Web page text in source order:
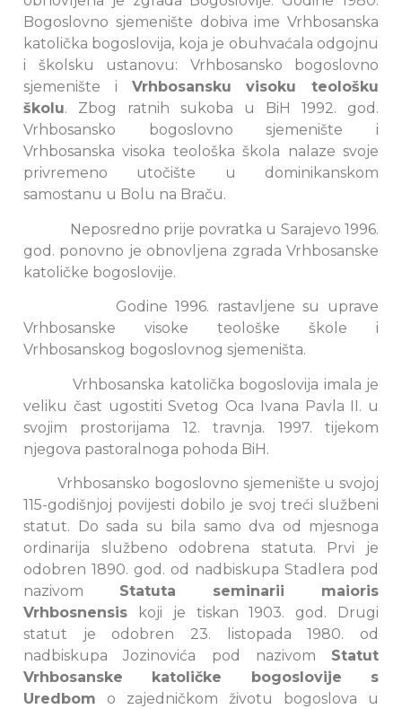
Bogoslovno sjemenište dobiva ime Vrhbosanska
katolička bogoslovija, koja je obuhvaćala odgojnu
i školsku ustanovu: Vrhbosansko bogoslovno
sjemenište i Vrhbosansku visoku teološku
školu. Zbog ratnih sukoba u BiH 1992. god.
Vrhbosansko bogoslovno sjemenište i
Vrhbosanska visoka teološka škola nalaze svoje
privremeno utočište u dominikanskom
samostanu u Bolu na Braču.
Neposredno prije povratka u Sarajevo 1996.
god. ponovno je obnovljena zgrada Vrhbosanske
katoličke bogoslovije.
Godine 1996. rastavljene su uprave
Vrhbosanske visoke teološke škole i
Vrhbosanskog bogoslovnog sjemeništa.
Vrhbosanska katolička bogoslovija imala je
veliku čast ugostiti Svetog Oca Ivana Pavla II. u
svojim prostorijama 12. travnja. 1997. tijekom
njegova pastoralnoga pohoda BiH.
Vrhbosansko bogoslovno sjemenište u svojoj
115-godišnjoj povijesti dobilo je svoj treći službeni
statut. Do sada su bila samo dva od mjesnoga
ordinarija službeno odobrena statuta. Prvi je
odobren 1890. god. od nadbiskupa Stadlera pod
nazivom Statuta seminarii maioris
Vrhbosnensis koji je tiskan 1903. god. Drugi
statut je odobren 23. listopada 1980. od
nadbiskupa Jozinovića pod nazivom Statut
Vrhbosanske katoličke bogoslovije s
Uredbom o zajedničkom životu bogoslova u